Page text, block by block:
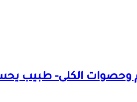
وحصوات الكلى- طبيب